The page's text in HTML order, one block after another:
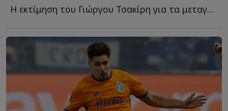
Η εκτίμηση του Γιώργου Τσακίρη για τα μεταγραφικά της Έ...